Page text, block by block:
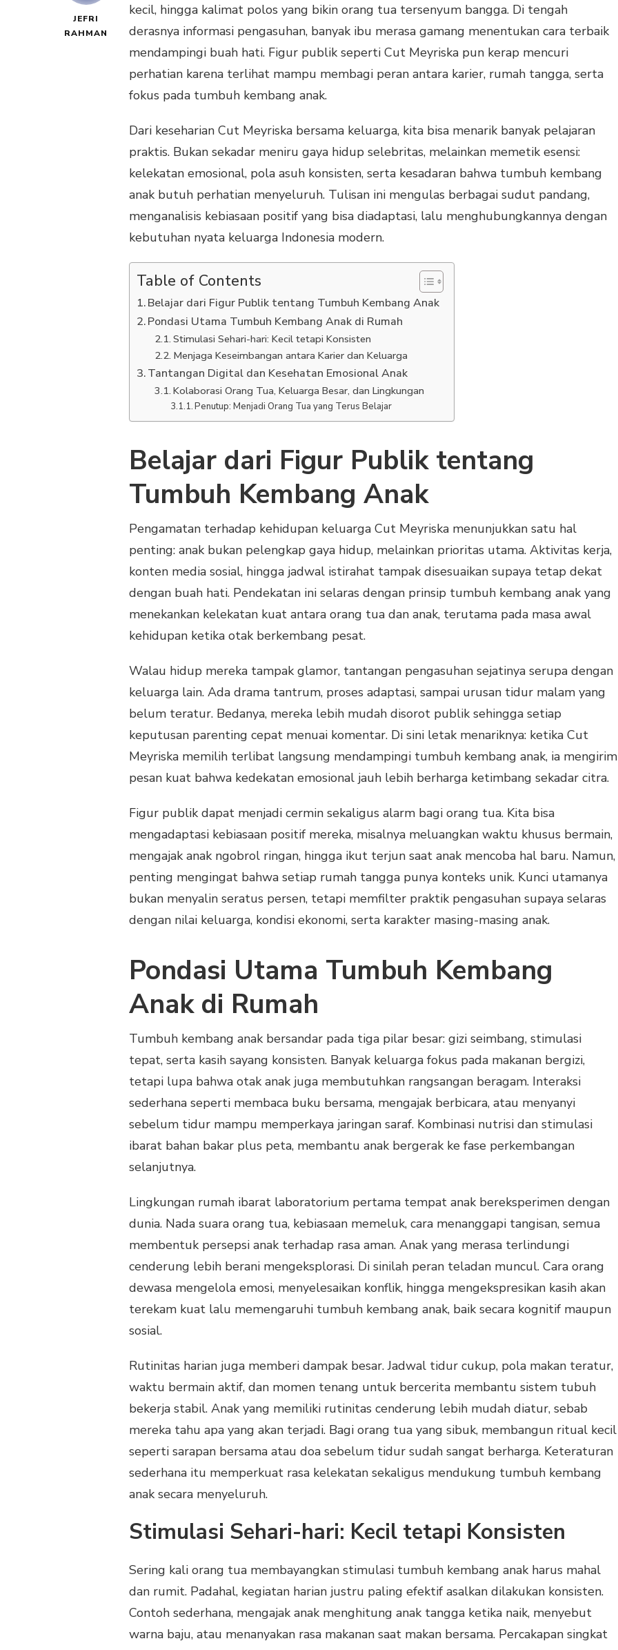
JEFRI
RAHMAN
kecil, hingga kalimat polos yang bikin orang tua tersenyum bangga. Di tengah
derasnya informasi pengasuhan, banyak ibu merasa gamang menentukan cara terbaik
mendampingi buah hati. Figur publik seperti Cut Meyriska pun kerap mencuri
perhatian karena terlihat mampu membagi peran antara karier, rumah tangga, serta
fokus pada tumbuh kembang anak.
Dari keseharian Cut Meyriska bersama keluarga, kita bisa menarik banyak pelajaran
praktis. Bukan sekadar meniru gaya hidup selebritas, melainkan memetik esensi:
kelekatan emosional, pola asuh konsisten, serta kesadaran bahwa tumbuh kembang
anak butuh perhatian menyeluruh. Tulisan ini mengulas berbagai sudut pandang,
menganalisis kebiasaan positif yang bisa diadaptasi, lalu menghubungkannya dengan
kebutuhan nyata keluarga Indonesia modern.
Table of Contents
Belajar dari Figur Publik tentang Tumbuh Kembang Anak
Pondasi Utama Tumbuh Kembang Anak di Rumah
Stimulasi Sehari-hari: Kecil tetapi Konsisten
Menjaga Keseimbangan antara Karier dan Keluarga
Tantangan Digital dan Kesehatan Emosional Anak
Kolaborasi Orang Tua, Keluarga Besar, dan Lingkungan
Penutup: Menjadi Orang Tua yang Terus Belajar
Belajar dari Figur Publik tentang
Tumbuh Kembang Anak
Pengamatan terhadap kehidupan keluarga Cut Meyriska menunjukkan satu hal
penting: anak bukan pelengkap gaya hidup, melainkan prioritas utama. Aktivitas kerja,
konten media sosial, hingga jadwal istirahat tampak disesuaikan supaya tetap dekat
dengan buah hati. Pendekatan ini selaras dengan prinsip tumbuh kembang anak yang
menekankan kelekatan kuat antara orang tua dan anak, terutama pada masa awal
kehidupan ketika otak berkembang pesat.
Walau hidup mereka tampak glamor, tantangan pengasuhan sejatinya serupa dengan
keluarga lain. Ada drama tantrum, proses adaptasi, sampai urusan tidur malam yang
belum teratur. Bedanya, mereka lebih mudah disorot publik sehingga setiap
keputusan parenting cepat menuai komentar. Di sini letak menariknya: ketika Cut
Meyriska memilih terlibat langsung mendampingi tumbuh kembang anak, ia mengirim
pesan kuat bahwa kedekatan emosional jauh lebih berharga ketimbang sekadar citra.
Figur publik dapat menjadi cermin sekaligus alarm bagi orang tua. Kita bisa
mengadaptasi kebiasaan positif mereka, misalnya meluangkan waktu khusus bermain,
mengajak anak ngobrol ringan, hingga ikut terjun saat anak mencoba hal baru. Namun,
penting mengingat bahwa setiap rumah tangga punya konteks unik. Kunci utamanya
bukan menyalin seratus persen, tetapi memfilter praktik pengasuhan supaya selaras
dengan nilai keluarga, kondisi ekonomi, serta karakter masing-masing anak.
Pondasi Utama Tumbuh Kembang
Anak di Rumah
Tumbuh kembang anak bersandar pada tiga pilar besar: gizi seimbang, stimulasi
tepat, serta kasih sayang konsisten. Banyak keluarga fokus pada makanan bergizi,
tetapi lupa bahwa otak anak juga membutuhkan rangsangan beragam. Interaksi
sederhana seperti membaca buku bersama, mengajak berbicara, atau menyanyi
sebelum tidur mampu memperkaya jaringan saraf. Kombinasi nutrisi dan stimulasi
ibarat bahan bakar plus peta, membantu anak bergerak ke fase perkembangan
selanjutnya.
Lingkungan rumah ibarat laboratorium pertama tempat anak bereksperimen dengan
dunia. Nada suara orang tua, kebiasaan memeluk, cara menanggapi tangisan, semua
membentuk persepsi anak terhadap rasa aman. Anak yang merasa terlindungi
cenderung lebih berani mengeksplorasi. Di sinilah peran teladan muncul. Cara orang
dewasa mengelola emosi, menyelesaikan konflik, hingga mengekspresikan kasih akan
terekam kuat lalu memengaruhi tumbuh kembang anak, baik secara kognitif maupun
sosial.
Rutinitas harian juga memberi dampak besar. Jadwal tidur cukup, pola makan teratur,
waktu bermain aktif, dan momen tenang untuk bercerita membantu sistem tubuh
bekerja stabil. Anak yang memiliki rutinitas cenderung lebih mudah diatur, sebab
mereka tahu apa yang akan terjadi. Bagi orang tua yang sibuk, membangun ritual kecil
seperti sarapan bersama atau doa sebelum tidur sudah sangat berharga. Keteraturan
sederhana itu memperkuat rasa kelekatan sekaligus mendukung tumbuh kembang
anak secara menyeluruh.
Stimulasi Sehari-hari: Kecil tetapi Konsisten
Sering kali orang tua membayangkan stimulasi tumbuh kembang anak harus mahal
dan rumit. Padahal, kegiatan harian justru paling efektif asalkan dilakukan konsisten.
Contoh sederhana, mengajak anak menghitung anak tangga ketika naik, menyebut
warna baju, atau menanyakan rasa makanan saat makan bersama. Percakapan singkat